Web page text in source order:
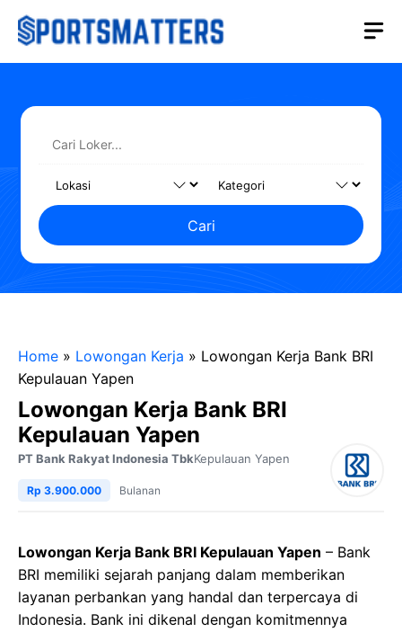
Langsung
Cari
Home » Lowongan Kerja » Lowongan Kerja Bank BRI
Kepulauan Yapen
Lowongan Kerja Bank BRI
Kepulauan Yapen
PT Bank Rakyat Indonesia TbkKepulauan Yapen
Rp 3.900.000 Bulanan
Lowongan Kerja Bank BRI Kepulauan Yapen – Bank
BRI memiliki sejarah panjang dalam memberikan
layanan perbankan yang handal dan terpercaya di
Indonesia. Bank ini dikenal dengan komitmennya